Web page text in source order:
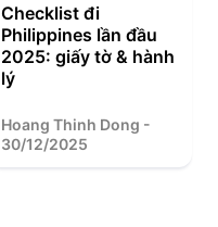
Checklist đi
Philippines lần đầu
2025: giấy tờ & hành
lý
Hoang Thinh Dong -
30/12/2025